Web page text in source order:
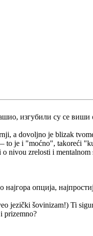
изгубили су се виши
a dovoljno je blizak
je i "moćno", takoreći
nivou zrelosti i
опција,
jezički šovinizam!) Ti
prizemno?